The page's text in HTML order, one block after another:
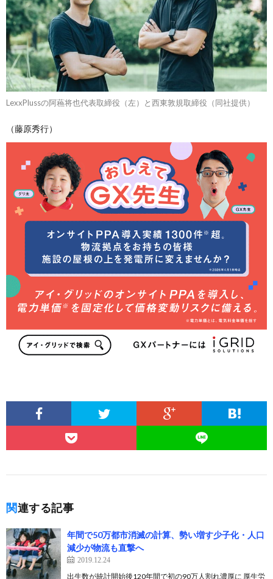
LexxPlussの阿蘓将也代表取締役（左）と西東敦規取締役（同社提供）
（藤原秀行）
関連する記事
年間で50万都市消滅の計算、勢い増す少子化・人口
減少が物流も直撃へ
2019.12.24
出生数が統計開始後120年間で初の90万人割れ濃厚に 厚生労